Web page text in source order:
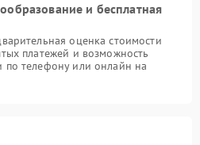
и бесплатная
оценка стоимости
платежей и возможность
по телефону или онлайн на